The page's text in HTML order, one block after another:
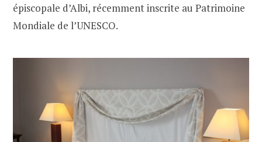
épiscopale d’Albi, récemment inscrite au Patrimoine
Mondiale de l’UNESCO.